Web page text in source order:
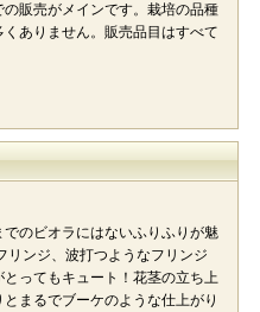
販売がメインです。栽培の品種
ありません。販売品目はすべて
のビオラにはないふりふりが魅
リンジ、波打つようなフリンジ
ってもキュート！花茎の立ち上
まるでブーケのような仕上がり